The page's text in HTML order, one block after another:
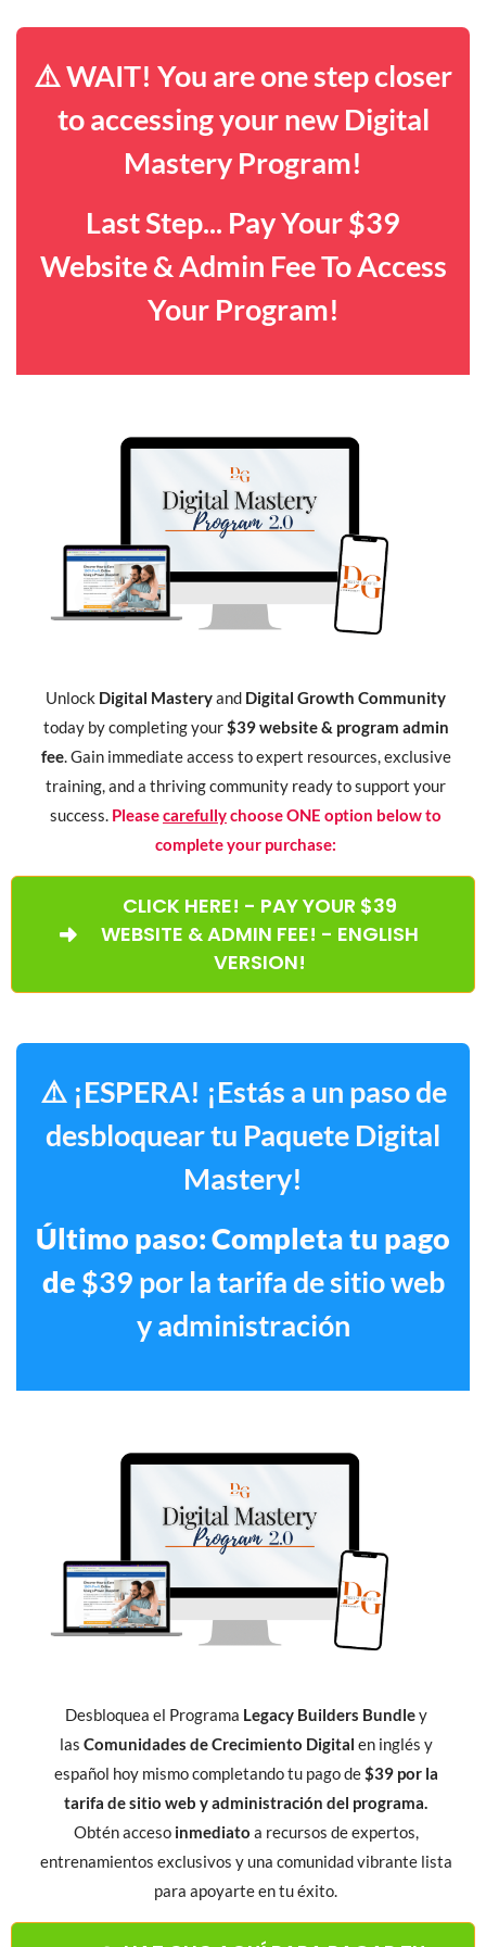
⚠️ WAIT! You are one step closer
to accessing your new Digital
Mastery Program!
Last Step... Pay Your $39
Website & Admin Fee To Access
Your Program!
Unlock Digital Masteryand Digital Growth Community
today by completing your$39 website & program admin
fee. Gain immediate access to expert resources, exclusive
training, and a thriving community ready to support your
success. Pleasecarefullychoose ONE option below to
complete your purchase:
CLICK HERE! - PAY YOUR $39
WEBSITE & ADMIN FEE! - ENGLISH
VERSION!
⚠️ ¡ESPERA! ¡Estás a un paso de
desbloquear tu Paquete Digital
Mastery!
Último paso: Completa tu pago
de $39 por la tarifa de sitio web
y administración
Desbloquea el Programa Legacy Builders Bundley
las Comunidades de Crecimiento Digital en inglés y
español hoy mismo completando tu pago de$39 por la
tarifa de sitio web y administración del programa.
Obtén acceso inmediato a recursos de expertos,
entrenamientos exclusivos y una comunidad vibrante lista
para apoyarte en tu éxito.